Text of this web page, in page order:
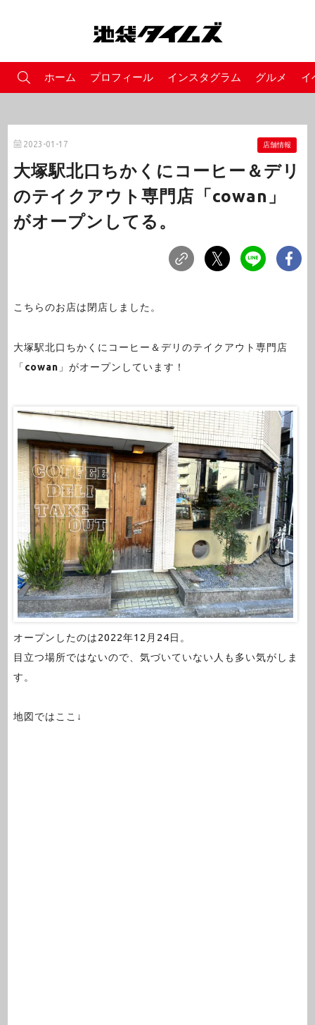
ホーム プロフィール インスタグラム グルメ イ
2023-01-17 店舗情報
大塚駅北口ちかくにコーヒー＆デリ
のテイクアウト専門店⁡「cowan」
がオープンしてる。
こちらのお店は閉店しました。
大塚駅北口ちかくにコーヒー＆デリのテイクアウト専門店
⁡「cowan 」がオープンしています！
オープンしたのは2022年12月24日。
目立つ場所ではないので、気づいていない人も多い気がしま
す。
地図ではここ↓